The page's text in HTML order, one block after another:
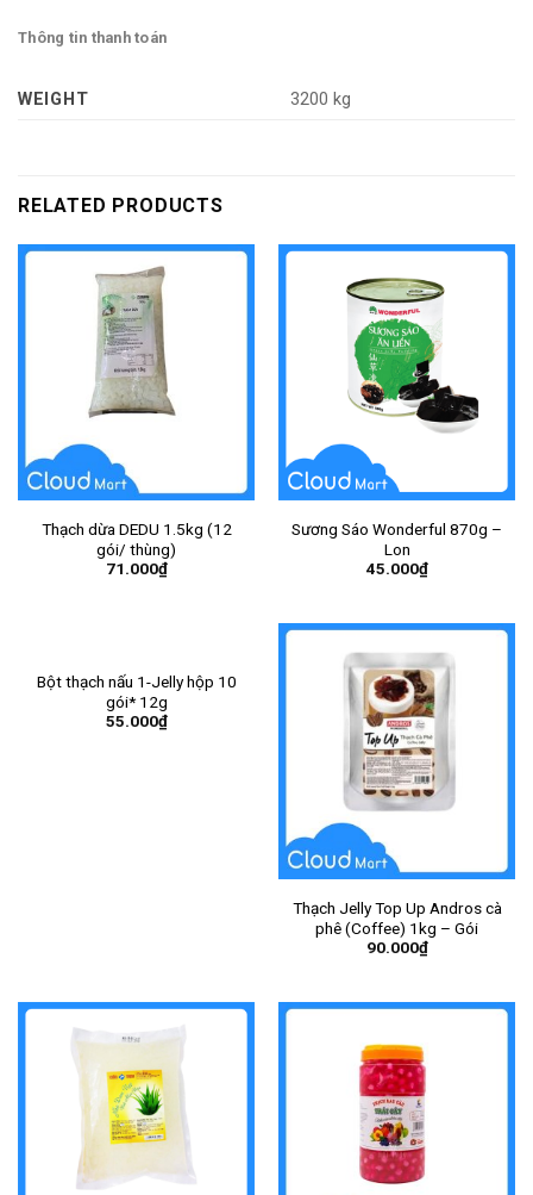
Thông tin thanh toán
WEIGHT 3200 kg
RELATED PRODUCTS
Thạch dừa DEDU 1.5kg (12
gói/ thùng)
71.000₫
Sương Sáo Wonderful 870g –
Lon
45.000₫
Bột thạch nấu 1-Jelly hộp 10
gói* 12g
55.000₫
Thạch Jelly Top Up Andros cà
phê (Coffee) 1kg – Gói
90.000₫